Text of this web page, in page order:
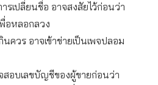
รเปลี่ยนชื่อ อาจสงสัยไว้ก่อนว่า
อหลอกลวง
ควร อาจเข้าข่ายเป็นเพจปลอม
สอบเลขบัญชีของผู้ขายก่อนว่า